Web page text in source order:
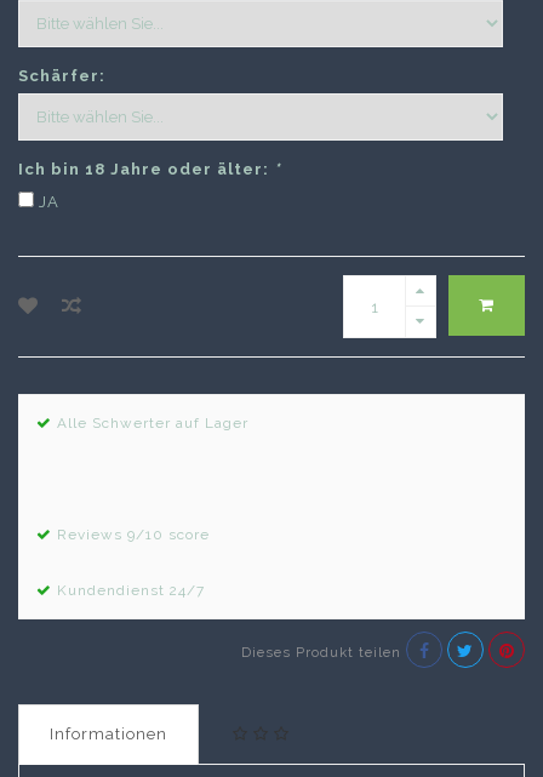
Schärfer:
Ich bin 18 Jahre oder älter: *
JA
Alle Schwerter auf Lager
Reviews 9/10 score
Kundendienst 24/7
Dieses Produkt teilen
Informationen